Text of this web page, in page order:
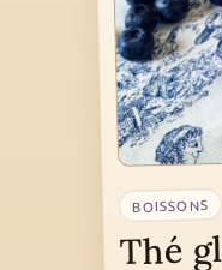
BOISSONS
Thé